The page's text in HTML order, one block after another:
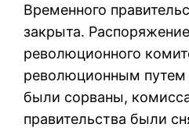
Временного
закрыта.
революционного
революционным путем
были сорваны,
правительства были